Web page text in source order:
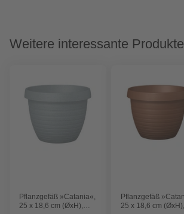
Weitere interessante Produkte
Pflanzgefäß »Catania«,
25 x 18,6 cm (ØxH),
Pflanzgefäß
25 x 18,6 cm (ØxH),